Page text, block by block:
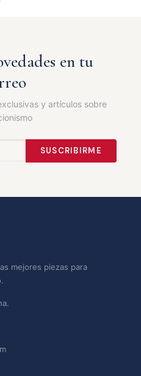
en tu
y artículos sobre
SUSCRIBIRME
mejores piezas para